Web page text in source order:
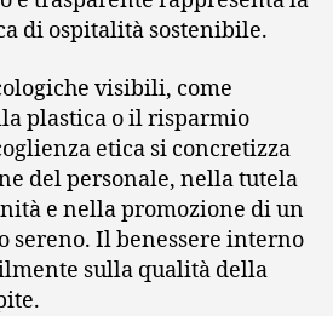
di ospitalità sostenibile.
visibili, come
plastica o il risparmio
etica si concretizza
del personale, nella tutela
e nella promozione di un
sereno. Il benessere interno
sulla qualità della